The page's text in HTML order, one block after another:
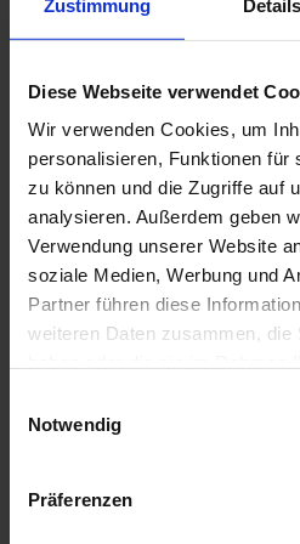
Zustimmung Details
Diese Webseite verwendet
Wir verwenden Cookies, um
personalisieren, Funktionen für
zu können und die Zugriffe auf
analysieren. Außerdem geben
Verwendung unserer Website
soziale Medien, Werbung und
Partner führen diese
weiteren Daten zusammen, die
Notwendig
Präferenzen
geringe monatliche
relativ hohe Schlussrate
Bank zurück zahlen
Wer sich ein neues Auto
muss dies oftmals über
From eines Kredits tun.